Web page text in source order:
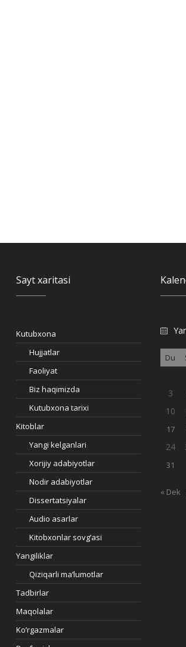
Sayt xaritasi
Kutubxona
Hujjatlar
Faoliyat
Biz haqimizda
Kutubxona tarixi
Kitoblar
Yangi kelganlari
Xorijiy adabiyotlar
Nodir adabiyotlar
Dissertatsiyalar
Audio asarlar
Kitobxonlar sovg’asi
Yangiliklar
Qiziqarli ma’lumotlar
Tadbirlar
Maqolalar
Ko’rgazmalar
Du
3
10
17
24
31
« Dek